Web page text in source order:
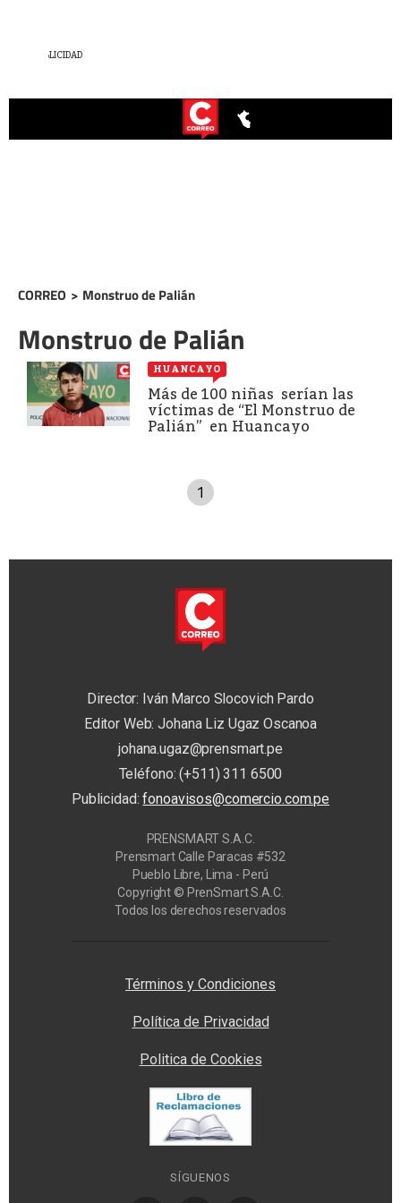
CORREO > Monstruo de Palián
Monstruo de Palián
HUANCAYO
Más de 100 niñas serían las
víctimas de “El Monstruo de
Palián” en Huancayo
1
Director: Iván Marco Slocovich Pardo
Editor Web: Johana Liz Ugaz Oscanoa
johana.ugaz@prensmart.pe
Teléfono: (+511) 311 6500
Publicidad:fonoavisos@comercio.com.pe
PRENSMART S.A.C.
Prensmart Calle Paracas #532
Pueblo Libre, Lima - Perú
Copyright © PrenSmart S.A.C.
Todos los derechos reservados
Términos y Condiciones
Política de Privacidad
Politica de Cookies
SÍGUENOS